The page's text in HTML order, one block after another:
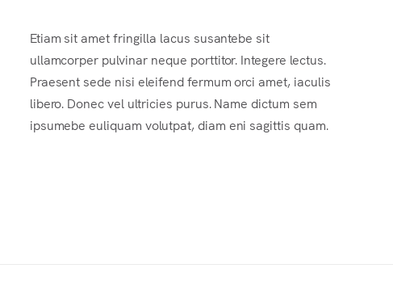
Etiam sit amet fringilla lacus susantebe sit
ullamcorper pulvinar neque porttitor. Integere lectus.
Praesent sede nisi eleifend fermum orci amet, iaculis
libero. Donec vel ultricies purus. Name dictum sem
ipsumebe euliquam volutpat, diam eni sagittis quam.